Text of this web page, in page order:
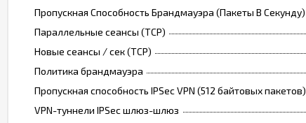
Пропускная Способность Брандмауэра (Пакеты В Секунду)
Параллельные сеансы (TCP)
Новые сеансы / сек (TCP)
Политика брандмауэра
Пропускная способность IPSec VPN (512 байтовых пакетов)
VPN-туннели IPSec шлюз-шлюз